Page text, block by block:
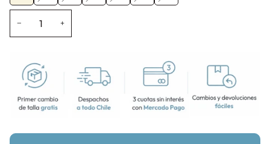
agotada
disponible
agotada
disponible
agotadaagotadaagotadaagotada
− +